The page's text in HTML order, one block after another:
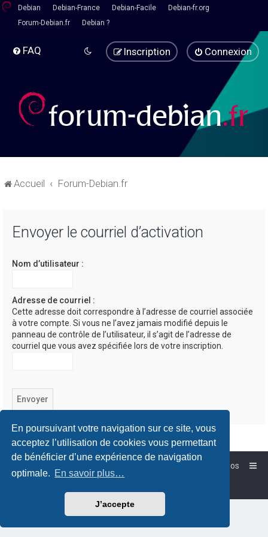
En poursuivant votre navigation sur ce site, vous
acceptez l’utilisation de cookies vous permettant
de bénéficier d’une expérience de navigation
optimale. En savoir plus…
J’accepte
Debian Debian-France Debian-Facile
Debian-fr.org
Forum-Debian.fr
Debian ?
FAQ Connexion
Inscription
Accueil Forum-Debian.fr
Envoyer le courriel d’activation
Nom d’utilisateur :
Adresse de courriel :
Cette adresse doit correspondre à l’adresse de courriel associée
à votre compte. Si vous ne l’avez jamais modifié depuis le
panneau de contrôle de l’utilisateur, il s’agit de l’adresse de
courriel que vous avez spécifiée lors de votre inscription.
Forum-Debian.fr
À propos
Powered byphpBB™